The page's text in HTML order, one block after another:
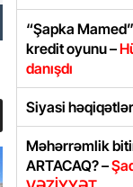
“Şapka
kredit oyunu –
danışdı
Siyasi
Məhərrəmlik
ARTACAQ? –